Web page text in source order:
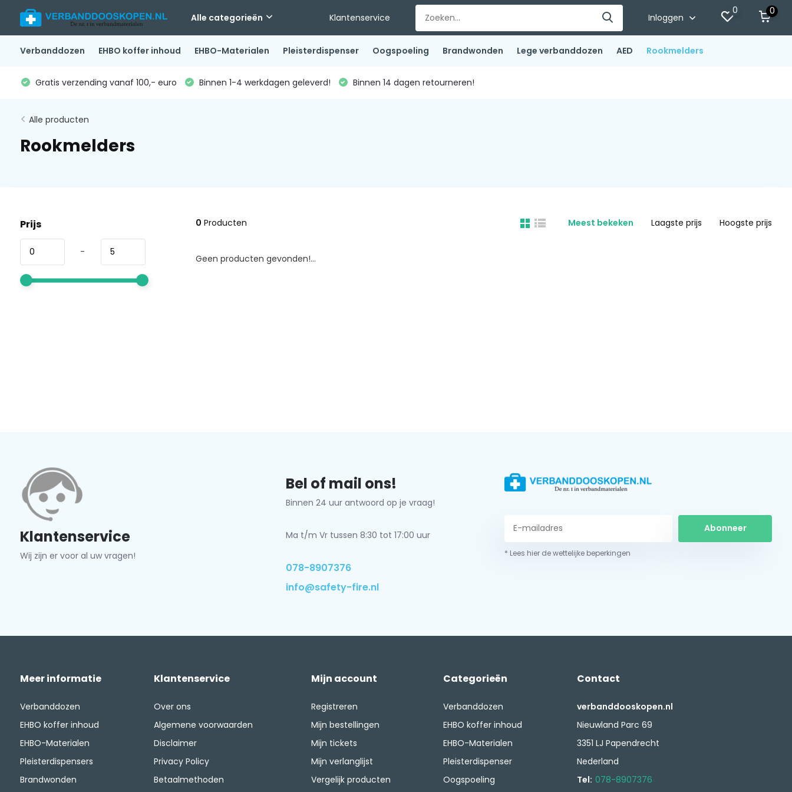
Alle categorieën Klantenservice Inloggen
0 0
Verbanddozen EHBO koffer inhoud EHBO-Materialen Pleisterdispenser Oogspoeling Brandwonden Lege verbanddozen AED Rookmelders
Gratis verzending vanaf 100,- euro Binnen 1-4 werkdagen geleverd! Binnen 14 dagen retourneren!
Alle producten
Rookmelders
Prijs
-
0 Producten Meest bekeken Laagste prijs Hoogste prijs
Geen producten gevonden!...
Klantenservice
Wij zijn er voor al uw vragen!
Bel of mail ons!
Binnen 24 uur antwoord op je vraag!
Ma t/m Vr tussen 8:30 tot 17:00 uur
078-8907376
info@safety-fire.nl
Abonneer
* Lees hier de wettelijke beperkingen
Meer informatie
Verbanddozen
EHBO koffer inhoud
EHBO-Materialen
Pleisterdispensers
Brandwonden
Klantenservice
Over ons
Algemene voorwaarden
Disclaimer
Privacy Policy
Betaalmethoden
Mijn account
Registreren
Mijn bestellingen
Mijn tickets
Mijn verlanglijst
Vergelijk producten
Categorieën
Verbanddozen
EHBO koffer inhoud
EHBO-Materialen
Pleisterdispenser
Oogspoeling
Contact
verbanddooskopen.nl
Nieuwland Parc 69
3351 LJ Papendrecht
Nederland
Tel: 078-8907376